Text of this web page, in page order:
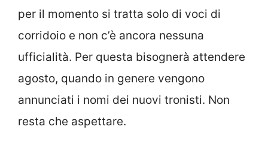
per il momento si tratta solo di voci di
corridoio e non c’è ancora nessuna
ufficialità. Per questa bisognerà attendere
agosto, quando in genere vengono
annunciati i nomi dei nuovi tronisti. Non
resta che aspettare.